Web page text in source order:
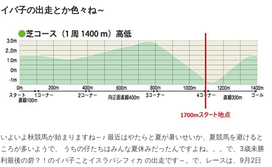
イパ子の出走とか色々ね～
いよいよ秋競馬が始まりますね～♪ 最近はやたらと夏が暑いせいか、夏競馬を避けると
ころが多いようで、 うちの仔たちはみんな夏休みだったんですよね。。。で、3歳未勝
利最後の砦？！のイパ子ことイスラパシフィカ の出走です～。で、レースは、9月2日